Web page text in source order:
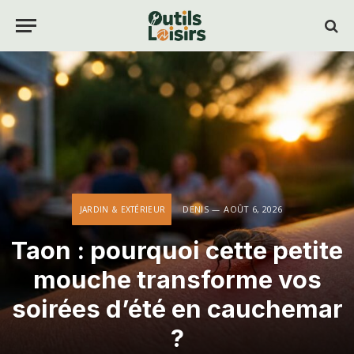
JARDIN & EXTÉRIEUR DENIS AOÛT 6, 2026
Taon : pourquoi cette petite
mouche transforme vos
soirées d’été en cauchemar
?